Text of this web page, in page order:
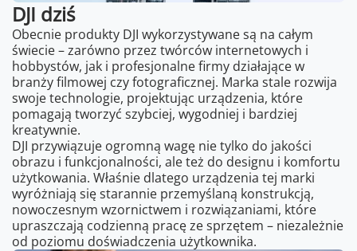
DJI dziś
Obecnie produkty DJI wykorzystywane są na całym
świecie – zarówno przez twórców internetowych i
hobbystów, jak i profesjonalne firmy działające w
branży filmowej czy fotograficznej. Marka stale rozwija
swoje technologie, projektując urządzenia, które
pomagają tworzyć szybciej, wygodniej i bardziej
kreatywnie.
DJI przywiązuje ogromną wagę nie tylko do jakości
obrazu i funkcjonalności, ale też do designu i komfortu
użytkowania. Właśnie dlatego urządzenia tej marki
wyróżniają się starannie przemyślaną konstrukcją,
nowoczesnym wzornictwem i rozwiązaniami, które
upraszczają codzienną pracę ze sprzętem – niezależnie
od poziomu doświadczenia użytkownika.